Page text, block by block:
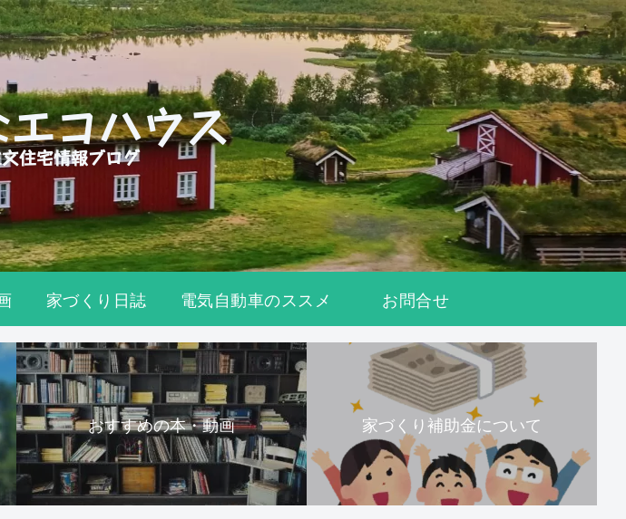
家づくり日誌 電気自動車のススメ お問合せ
おすすめの本・動画 家づくり補助金について